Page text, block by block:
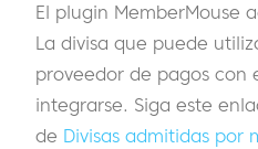
El plugin MemberMouse
La divisa que puede
proveedor de pagos con
integrarse. Siga este
de Divisas admitidas por